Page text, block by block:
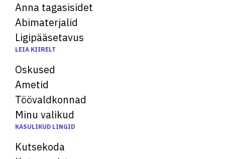
Anna tagasisidet
Abimaterjalid
Ligipääsetavus
LEIA KIIRELT
Oskused
Ametid
Töövaldkonnad
Minu valikud
KASULIKUD LINGID
Kutsekoda